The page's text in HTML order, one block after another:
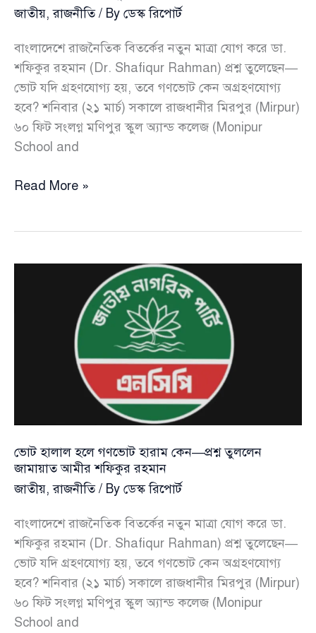
জাতীয়,রাজনীতি/ By ডেস্ক রিপোর্ট
বাংলাদেশে রাজনৈতিক বিতর্কের নতুন মাত্রা যোগ করে ডা.
শফিকুর রহমান (Dr. Shafiqur Rahman) প্রশ্ন তুলেছেন—
ভোট যদি গ্রহণযোগ্য হয়, তবে গণভোট কেন অগ্রহণযোগ্য
হবে? শনিবার (২১ মার্চ) সকালে রাজধানীর মিরপুর (Mirpur)
৬০ ফিট সংলগ্ন মণিপুর স্কুল অ্যান্ড কলেজ (Monipur
School and
ভোট
হারাম
রহমান
Read More »
ভোট হালাল হলে গণভোট হারাম কেন—প্রশ্ন তুললেন
জামায়াত আমীর শফিকুর রহমান
জাতীয়,রাজনীতি/ By ডেস্ক রিপোর্ট
বাংলাদেশে রাজনৈতিক বিতর্কের নতুন মাত্রা যোগ করে ডা.
শফিকুর রহমান (Dr. Shafiqur Rahman) প্রশ্ন তুলেছেন—
ভোট যদি গ্রহণযোগ্য হয়, তবে গণভোট কেন অগ্রহণযোগ্য
হবে? শনিবার (২১ মার্চ) সকালে রাজধানীর মিরপুর (Mirpur)
৬০ ফিট সংলগ্ন মণিপুর স্কুল অ্যান্ড কলেজ (Monipur
School and